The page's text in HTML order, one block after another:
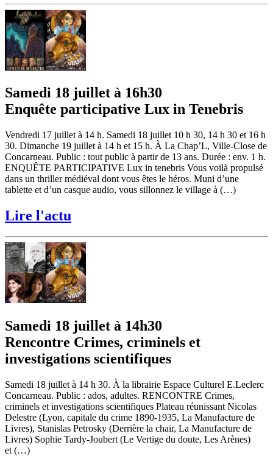
Samedi 18 juillet à 16h30
Enquête participative Lux in Tenebris
Vendredi 17 juillet à 14 h. Samedi 18 juillet 10 h 30, 14 h 30 et 16 h
30. Dimanche 19 juillet à 14 h et 15 h. À La Chap’L, Ville-Close de
Concarneau. Public : tout public à partir de 13 ans. Durée : env. 1 h.
ENQUÊTE PARTICIPATIVE Lux in tenebris Vous voilà propulsé
dans un thriller médiéval dont vous êtes le héros. Muni d’une
tablette et d’un casque audio, vous sillonnez le village à (…)
Lire l'actu
Samedi 18 juillet à 14h30
Rencontre Crimes, criminels et
investigations scientifiques
Samedi 18 juillet à 14 h 30. À la librairie Espace Culturel E.Leclerc
Concarneau. Public : ados, adultes. RENCONTRE Crimes,
criminels et investigations scientifiques Plateau réunissant Nicolas
Delestre (Lyon, capitale du crime 1890-1935, La Manufacture de
Livres), Stanislas Petrosky (Derrière la chair, La Manufacture de
Livres) Sophie Tardy-Joubert (Le Vertige du doute, Les Arènes)
et (…)